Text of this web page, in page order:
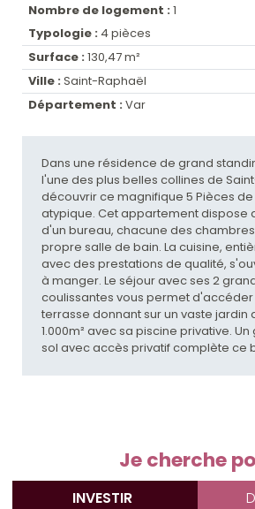
Nombre de logement : 1
Typologie : 4 pièces
Surface : 130,47 m²
Ville : Saint-Raphaël
Département : Var
Dans une résidence de grand
l'une des plus belles collines de
découvrir ce magnifique 5 Pièces de
atypique. Cet appartement dispose
d'un bureau, chacune des
propre salle de bain. La cuisine,
avec des prestations de qualité,
à manger. Le séjour avec ses 2
coulissantes vous permet
terrasse donnant sur un vaste jardin
1.000m² avec sa piscine privative.
sol avec accès privatif complète ce
Je cherche
INVESTIR